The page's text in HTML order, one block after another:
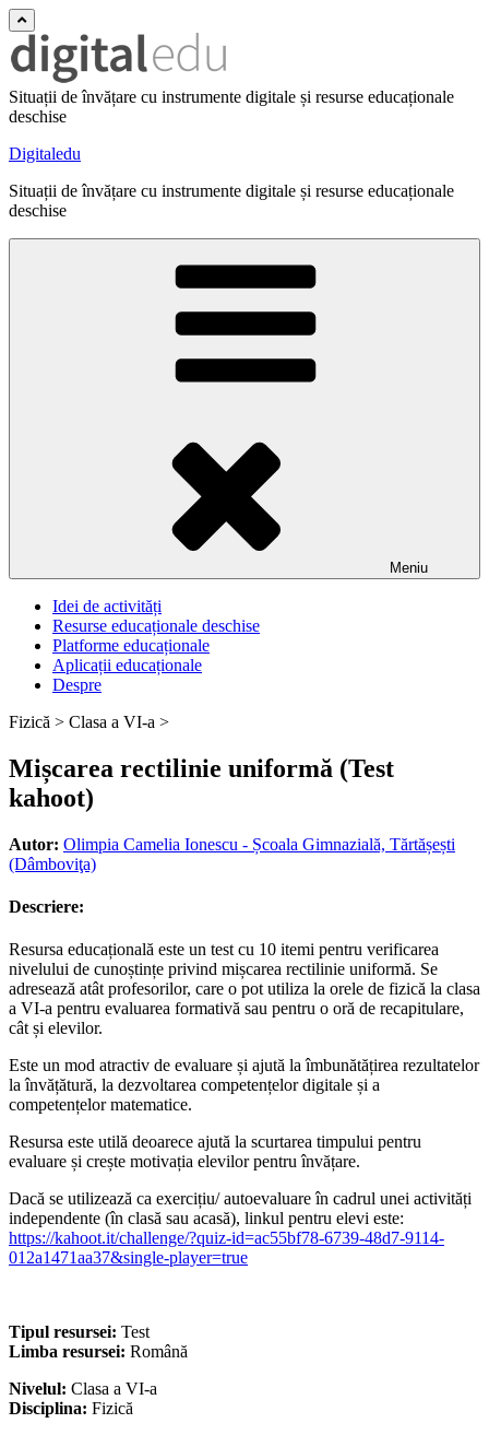
Situații de învățare cu instrumente digitale și resurse educaționale
deschise
Digitaledu
Situații de învățare cu instrumente digitale și resurse educaționale
deschise
Meniu
Idei de activități
Resurse educaționale deschise
Platforme educaționale
Aplicații educaționale
Despre
Fizică > Clasa a VI-a >
Mișcarea rectilinie uniformă (Test
kahoot)
Autor: Olimpia Camelia Ionescu - Școala Gimnazială, Tărtășești
(Dâmboviţa)
Descriere:
Resursa educațională este un test cu 10 itemi pentru verificarea
nivelului de cunoștințe privind mișcarea rectilinie uniformă. Se
adresează atât profesorilor, care o pot utiliza la orele de fizică la clasa
a VI-a pentru evaluarea formativă sau pentru o oră de recapitulare,
cât și elevilor.
Este un mod atractiv de evaluare și ajută la îmbunătățirea rezultatelor
la învățătură, la dezvoltarea competențelor digitale și a
competențelor matematice.
Resursa este utilă deoarece ajută la scurtarea timpului pentru
evaluare și crește motivația elevilor pentru învățare.
Dacă se utilizează ca exercițiu/ autoevaluare în cadrul unei activități
independente (în clasă sau acasă), linkul pentru elevi este:
https://kahoot.it/challenge/?quiz-id=ac55bf78-6739-48d7-9114-
012a1471aa37&single-player=true
Tipul resursei: Test
Limba resursei: Română
Nivelul: Clasa a VI-a
Disciplina: Fizică